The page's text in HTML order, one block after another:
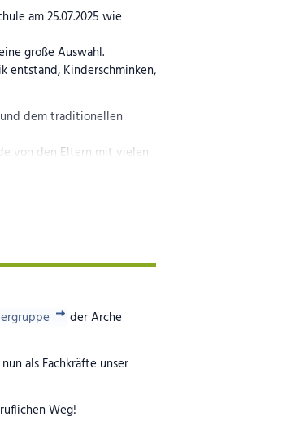
am 25.07.2025 wie
große Auswahl.
entstand, Kinderschminken,
dem traditionellen
von den Eltern mit vielen
der Arche
als Fachkräfte unser
Weg!